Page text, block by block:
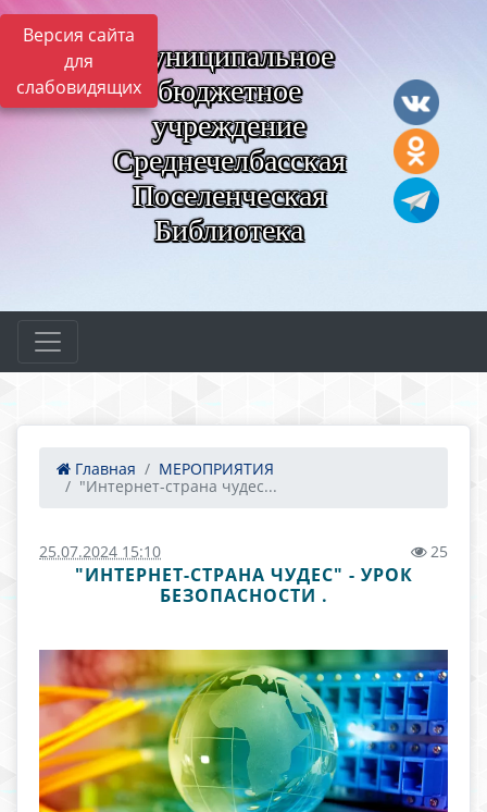
Версия сайта
для
слабовидящих
Муниципальное
бюджетное
учреждение
Среднечелбасская
Поселенческая
Библиотека
Главная
МЕРОПРИЯТИЯ
"Интернет-страна чудес...
25.07.2024 15:10 25
"ИНТЕРНЕТ-СТРАНА ЧУДЕС" - УРОК
БЕЗОПАСНОСТИ .